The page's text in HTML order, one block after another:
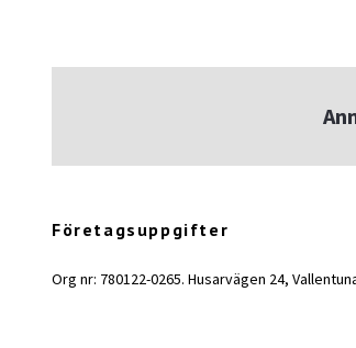
Företagsuppgifter
Org nr: 780122-0265. Husarvägen 24,